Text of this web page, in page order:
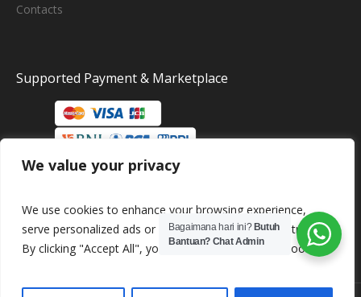
We value your privacy
We use cookies to enhance your browsing experience,
serve personalized ads or content, and analyze our traffic.
By clicking "Accept All", you consent to our use of cookies.
Contacts
Supported Payment & Marketplace
Bagaimana hari ini? Butuh
Bantuan? Chat Admin